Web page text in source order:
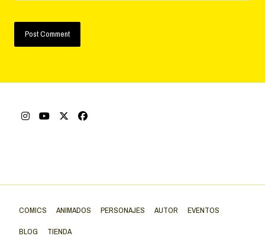
COMICS ANIMADOS PERSONAJES AUTOR
EVENTOS
BLOG
TIENDA